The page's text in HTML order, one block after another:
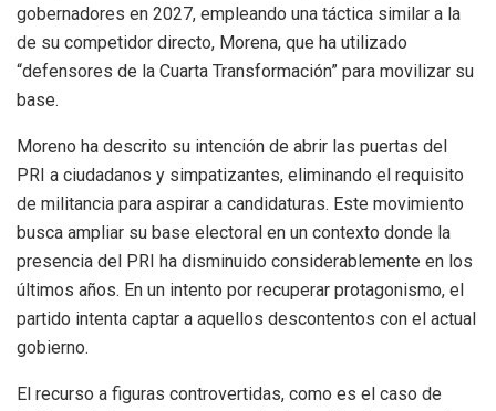
gobernadores en 2027, empleando una táctica similar a la
de su competidor directo, Morena, que ha utilizado
“defensores de la Cuarta Transformación” para movilizar su
base.
Moreno ha descrito su intención de abrir las puertas del
PRI a ciudadanos y simpatizantes, eliminando el requisito
de militancia para aspirar a candidaturas. Este movimiento
busca ampliar su base electoral en un contexto donde la
presencia del PRI ha disminuido considerablemente en los
últimos años. En un intento por recuperar protagonismo, el
partido intenta captar a aquellos descontentos con el actual
gobierno.
El recurso a figuras controvertidas, como es el caso de